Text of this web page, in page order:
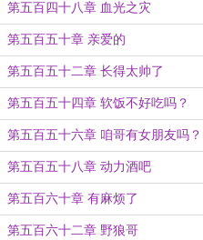
第五百四十八章 血光之灾
第五百五十章 亲爱的
第五百五十二章 长得太帅了
第五百五十四章 软饭不好吃吗？
第五百五十六章 咱哥有女朋友吗？
第五百五十八章 动力酒吧
第五百六十章 有麻烦了
第五百六十二章 野狼哥